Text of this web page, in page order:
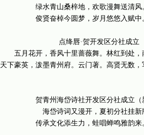
绿水青山桑梓地，欢歌漫舞送清风
俊贤奋棹今圆梦，岁月悠悠入赋中
点绛唇·贺开发区分社成立
五月花开，香风十里蔷薇舞。林红到处，
天下豪英，泼墨青州府。云门著。高贤无数，
贺青州海岱诗社开发区分社成立（
海岱诗词又漫开，夏初分社挂新
传承文化添生力，蛙唱蝉鸣雅韵来